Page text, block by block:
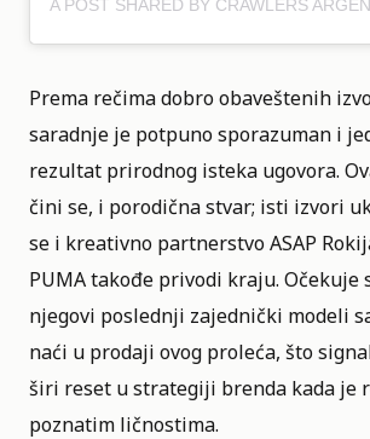
Prema rečima dobro obaveštenih
saradnje je potpuno sporazuman i
rezultat prirodnog isteka ugovora.
čini se, i porodična stvar; isti izvori
se i kreativno partnerstvo ASAP
PUMA takođe privodi kraju. Očekuje
njegovi poslednji zajednički modeli
naći u prodaji ovog proleća, što
širi reset u strategiji brenda kada je
poznatim ličnostima.